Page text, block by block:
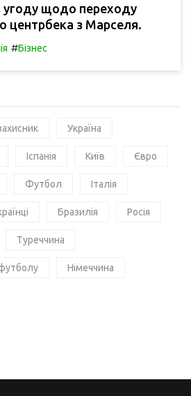
угоду щодо переходу
центрбека з Марселя.
#Бізнес
Україна
Іспанія Київ Євро
Футбол Італія
Бразилія Росія
Туреччина
Німеччина